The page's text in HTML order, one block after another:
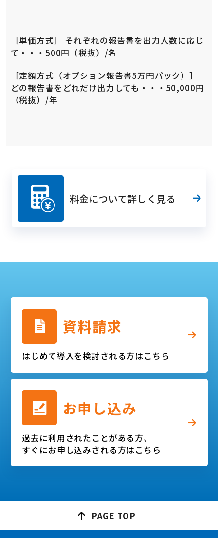
［単価方式］ それぞれの報告書を出力人数に応じ
て・・・500円（税抜）/名
［定額方式（オプション報告書5万円パック）］
どの報告書をどれだけ出力しても・・・50,000円
（税抜）/年
料金について詳しく見る
資料請求
はじめて導入を検討される方はこちら
お申し込み
過去に利用されたことがある方、
すぐにお申し込みされる方はこちら
PAGE TOP